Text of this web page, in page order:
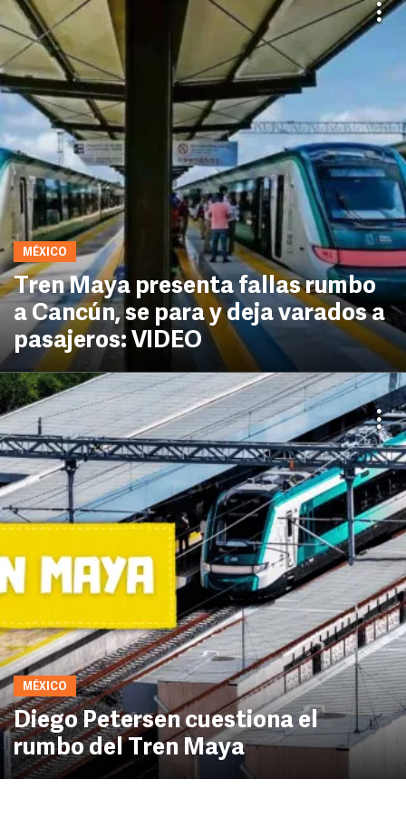
MÉXICO
Tren Maya presenta fallas rumbo
a Cancún, se para y deja varados a
pasajeros: VIDEO
MÉXICO
Diego Petersen cuestiona el
rumbo del Tren Maya